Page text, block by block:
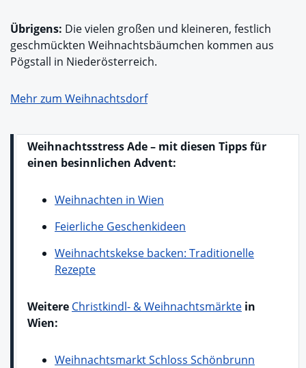
Übrigens: Die vielen großen und kleineren, festlich
geschmückten Weihnachtsbäumchen kommen aus
Pögstall in Niederösterreich.
Mehr zum Weihnachtsdorf
Weihnachtsstress Ade – mit diesen Tipps für
einen besinnlichen Advent:
Weihnachten in Wien
Feierliche Geschenkideen
Weihnachtskekse backen: Traditionelle
Rezepte
Weitere Christkindl- & Weihnachtsmärkte in
Wien:
Weihnachtsmarkt Schloss Schönbrunn